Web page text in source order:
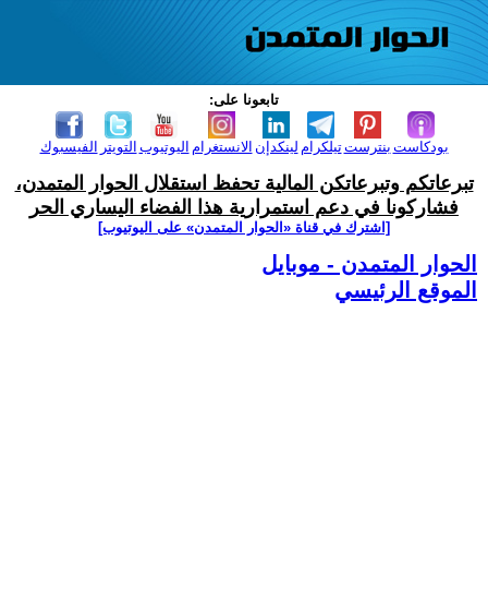
تابعونا على:
الفيسبوك التويتر اليوتيوب الانستغرام لينكدإن تيلكرامبنترست بودكاست
تبرعاتكم وتبرعاتكن المالية تحفظ استقلال الحوار المتمدن،
فشاركونا في دعم استمرارية هذا الفضاء اليساري الحر
[اشترك في قناة ‫«الحوار المتمدن» على اليوتيوب]
الحوار المتمدن - موبايل
الموقع الرئيسي